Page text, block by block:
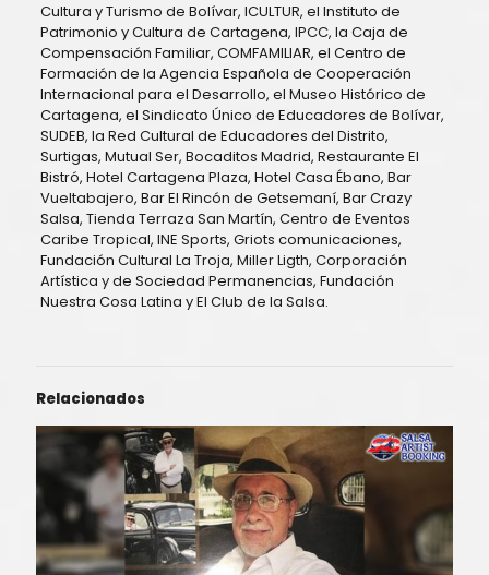
Cultura y Turismo de Bolívar, ICULTUR, el Instituto de
Patrimonio y Cultura de Cartagena, IPCC, la Caja de
Compensación Familiar, COMFAMILIAR, el Centro de
Formación de la Agencia Española de Cooperación
Internacional para el Desarrollo, el Museo Histórico de
Cartagena, el Sindicato Único de Educadores de Bolívar,
SUDEB, la Red Cultural de Educadores del Distrito,
Surtigas, Mutual Ser, Bocaditos Madrid, Restaurante El
Bistró, Hotel Cartagena Plaza, Hotel Casa Ébano, Bar
Vueltabajero, Bar El Rincón de Getsemaní, Bar Crazy
Salsa, Tienda Terraza San Martín, Centro de Eventos
Caribe Tropical, INE Sports, Griots comunicaciones,
Fundación Cultural La Troja, Miller Ligth, Corporación
Artística y de Sociedad Permanencias, Fundación
Nuestra Cosa Latina y El Club de la Salsa.
Relacionados